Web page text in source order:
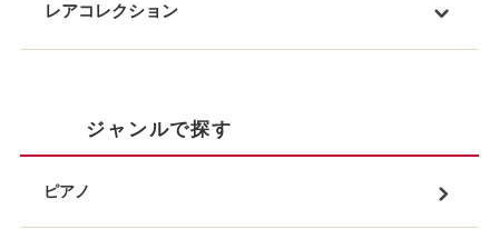
レアコレクション
ジャンルで探す
ピアノ